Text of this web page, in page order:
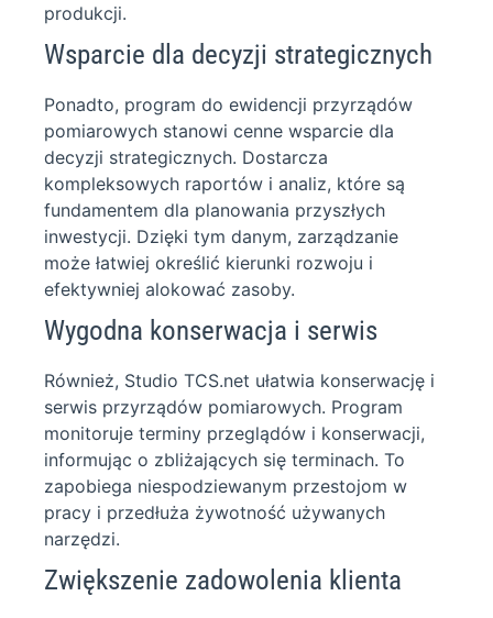
produkcji.
Wsparcie dla decyzji strategicznych
Ponadto, program do ewidencji przyrządów
pomiarowych stanowi cenne wsparcie dla
decyzji strategicznych. Dostarcza
kompleksowych raportów i analiz, które są
fundamentem dla planowania przyszłych
inwestycji. Dzięki tym danym, zarządzanie
może łatwiej określić kierunki rozwoju i
efektywniej alokować zasoby.
Wygodna konserwacja i serwis
Również, Studio TCS.net ułatwia konserwację i
serwis przyrządów pomiarowych. Program
monitoruje terminy przeglądów i konserwacji,
informując o zbliżających się terminach. To
zapobiega niespodziewanym przestojom w
pracy i przedłuża żywotność używanych
narzędzi.
Zwiększenie zadowolenia klienta